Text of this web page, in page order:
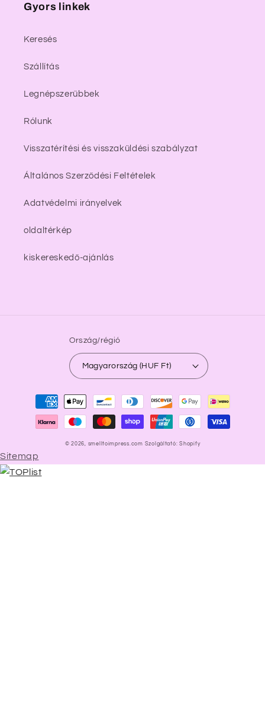
Gyors linkek
Keresés
Szállítás
Legnépszerűbbek
Rólunk
Visszatérítési és visszaküldési szabályzat
Általános Szerződési Feltételek
Adatvédelmi irányelvek
oldaltérkép
kiskereskedő-ajánlás
Ország/régió
Magyarország (HUF Ft)
Fizetési
módok
© 2026, smelltoimpress.com Szolgáltató: Shopify
Sitemap